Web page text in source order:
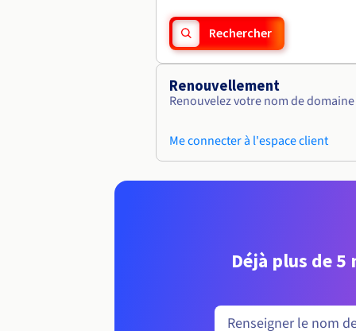
Rechercher
Renouvellement
Renouvelez votre nom de
Me connecter à l'espace client
Déjà plus de